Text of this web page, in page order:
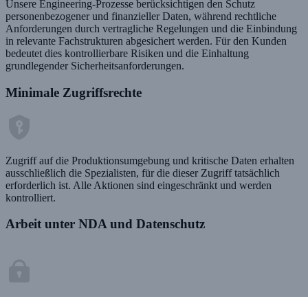
Unsere Engineering-Prozesse berücksichtigen den Schutz
personenbezogener und finanzieller Daten, während rechtliche
Anforderungen durch vertragliche Regelungen und die Einbindung
in relevante Fachstrukturen abgesichert werden. Für den Kunden
bedeutet dies kontrollierbare Risiken und die Einhaltung
grundlegender Sicherheitsanforderungen.
Minimale Zugriffsrechte
Zugriff auf die Produktionsumgebung und kritische Daten erhalten
ausschließlich die Spezialisten, für die dieser Zugriff tatsächlich
erforderlich ist. Alle Aktionen sind eingeschränkt und werden
kontrolliert.
Arbeit unter NDA und Datenschutz